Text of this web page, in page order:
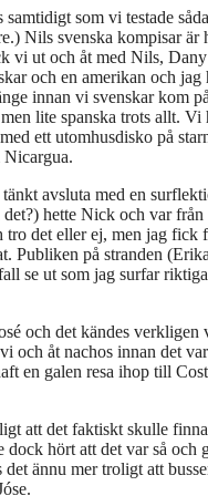
som vi testade
Nils svenska kompisar är
vi ut och åt med Nils,
och en amerikan och
innan vi svenskar kom
lite spanska trots allt.
ett utomhusdisko på
avsluta med en
hette Nick och var
det eller ej, men jag
Publiken på stranden
se ut som jag surfar
och det kändes
och åt nachos innan det
en galen resa ihop till
att det faktiskt skulle
hört att det var så
ännu mer troligt att